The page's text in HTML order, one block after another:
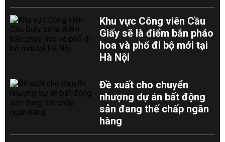
Khu vực Công viên Cầu
Giấy sẽ là điểm bắn pháo
hoa và phố đi bộ mới tại
Hà Nội
Đề xuất cho chuyển
nhượng dự án bất động
sản đang thế chấp ngân
hàng